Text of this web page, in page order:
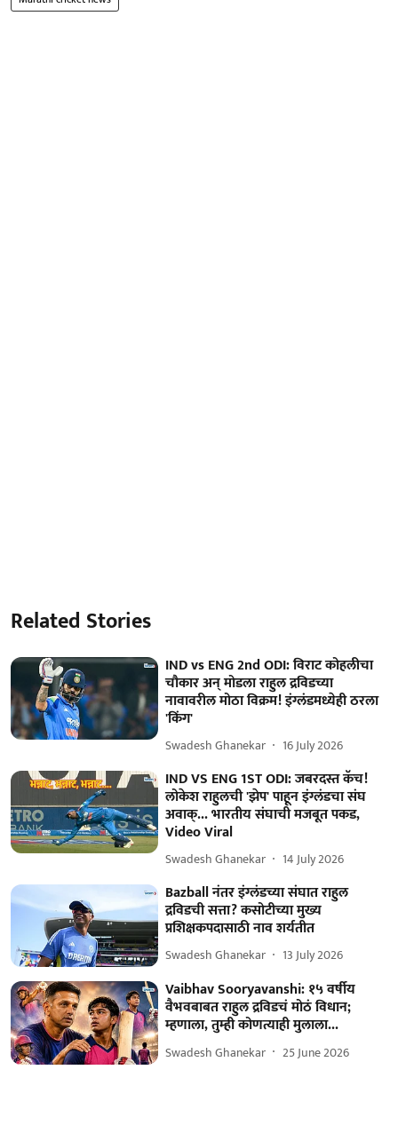
Related Stories
IND vs ENG 2nd ODI: विराट कोहलीचा
चौकार अन् मोडला राहुल द्रविडच्या
नावावरील मोठा विक्रम! इंग्लंडमध्येही ठरला
'किंग'
Swadesh Ghanekar 16 July 2026
IND VS ENG 1ST ODI: जबरदस्त कॅच!
लोकेश राहुलची 'झेप' पाहून इंग्लंडचा संघ
अवाक्... भारतीय संघाची मजबूत पकड,
Video Viral
Swadesh Ghanekar 14 July 2026
Bazball नंतर इंग्लंडच्या संघात राहुल
द्रविडची सत्ता? कसोटीच्या मुख्य
प्रशिक्षकपदासाठी नाव शर्यतीत
Swadesh Ghanekar 13 July 2026
Vaibhav Sooryavanshi: १५ वर्षीय
वैभवबाबत राहुल द्रविडचं मोठं विधान;
म्हणाला, तुम्ही कोणत्याही मुलाला...
Swadesh Ghanekar 25 June 2026